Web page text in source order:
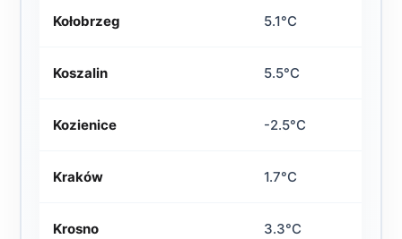
Kołobrzeg 5.1°C
Koszalin 5.5°C
Kozienice -2.5°C
Kraków 1.7°C
Krosno 3.3°C